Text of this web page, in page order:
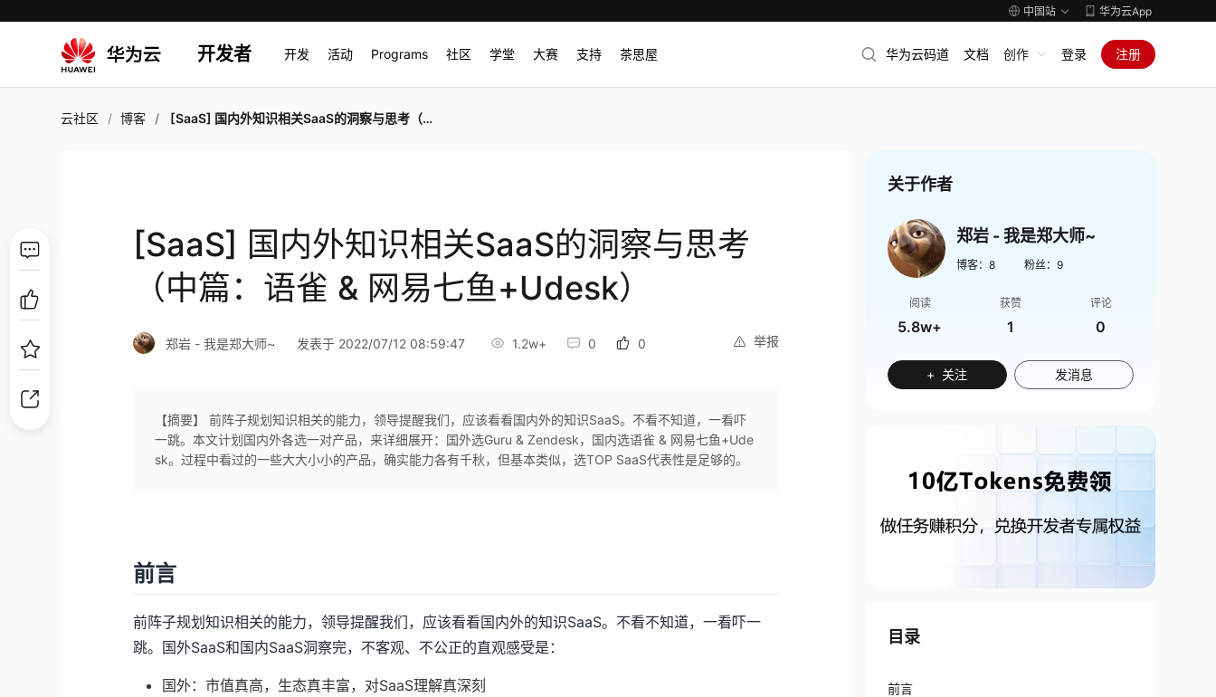
中国站 华为云App
开发者 开发 活动 Programs 社区 学堂 大赛 支持 茶思屋 华为云码道 文档 创作 登录 注册
云社区 博客 [SaaS] 国内外知识相关SaaS的洞察与思考（中篇：语雀 & 网易七鱼+Udesk）
[SaaS] 国内外知识相关SaaS的洞察与思考
（中篇：语雀 & 网易七鱼+Udesk）
举报
郑岩 - 我是郑大师~ 发表于 2022/07/12 08:59:47 1.2w+ 0 0
【摘要】 前阵子规划知识相关的能力，领导提醒我们，应该看看国内外的知识SaaS。不看不知道，一看吓
一跳。本文计划国内外各选一对产品，来详细展开：国外选Guru & Zendesk，国内选语雀 & 网易七鱼+Ude
sk。过程中看过的一些大大小小的产品，确实能力各有千秋，但基本类似，选TOP SaaS代表性是足够的。
前言
前阵子规划知识相关的能力，领导提醒我们，应该看看国内外的知识SaaS。不看不知道，一看吓一
跳。国外SaaS和国内SaaS洞察完，不客观、不公正的直观感受是：
国外：市值真高，生态真丰富，对SaaS理解真深刻
关于作者
郑岩 - 我是郑大师~
博客： 8 粉丝： 9
阅读
5.8w+
获赞
1
评论
0
+ 关注 发消息
目录
前言